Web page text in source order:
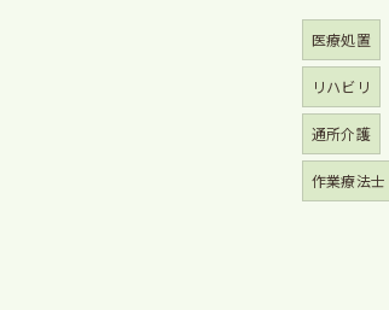
医療処置
リハビリ
通所介護
作業療法士